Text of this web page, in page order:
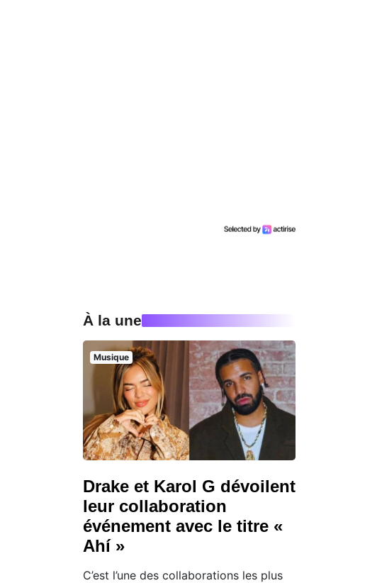
À la une
Musique
Drake et Karol G dévoilent
leur collaboration
événement avec le titre «
Ahí »
C’est l’une des collaborations les plus